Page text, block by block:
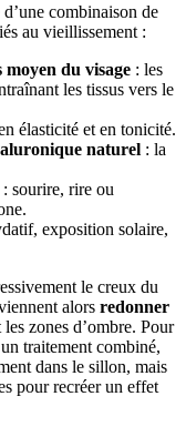
combinaison de
au vieillissement :
du visage : les
les tissus vers le
élasticité et en tonicité.
naturel : la
: sourire, rire ou
exposition solaire,
le creux du
alors redonner
zones d’ombre. Pour
traitement combiné,
dans le sillon, mais
pour recréer un effet